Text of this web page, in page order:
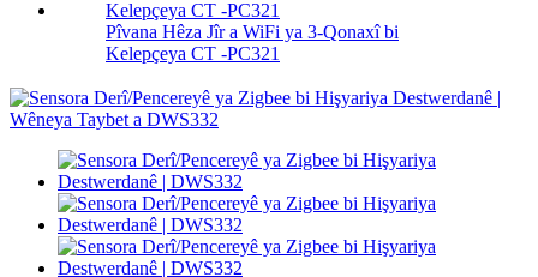
Pîvana Hêza Jîr a WiFi ya 3-Qonaxî bi
Kelepçeya CT -PC321